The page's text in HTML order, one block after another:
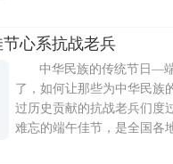
岸，翘首期盼等待当年长眠
桥头为《永远的等待》雕塑
仪式，来自该县相关部门负
席了仪式。历时3个月完成
心系抗战老兵
中华民族的传统节日—
了，如何让那些为中华民族
过历史贡献的抗战老兵们度
难忘的端午佳节，是全国各
兵志愿者们近段时间以来一